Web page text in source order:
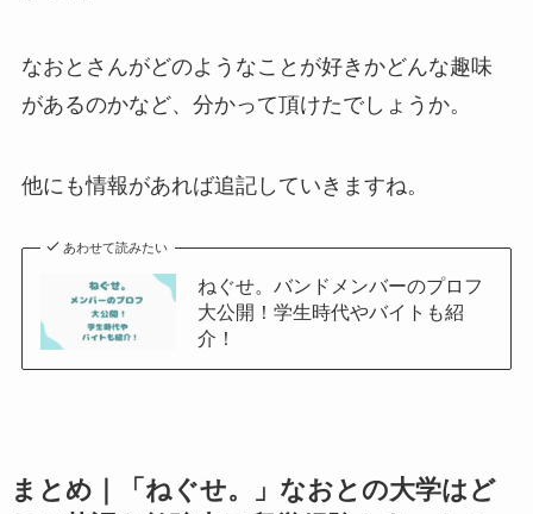
なおとさんがどのようなことが好きかどんな趣味
があるのかなど、分かって頂けたでしょうか。
他にも情報があれば追記していきますね。
あわせて読みたい
ねぐせ。バンドメンバーのプロフ
大公開！学生時代やバイトも紹
介！
まとめ｜「ねぐせ。」なおとの大学はど